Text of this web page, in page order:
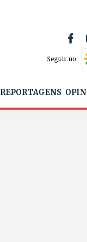
Seguir no
REPORTAGENS